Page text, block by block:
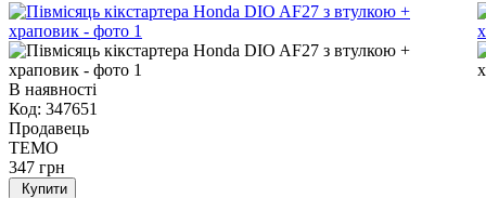
В наявності
Код: 347651
Продавець
TEMO
347 грн
Купити